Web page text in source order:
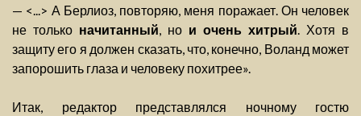
— <...> А Берлиоз, повторяю, меня поражает. Он человек
не только начитанный, но и очень хитрый. Хотя в
защиту его я должен сказать, что, конечно, Воланд может
запорошить глаза и человеку похитрее».
Итак, редактор представлялся ночному гостю